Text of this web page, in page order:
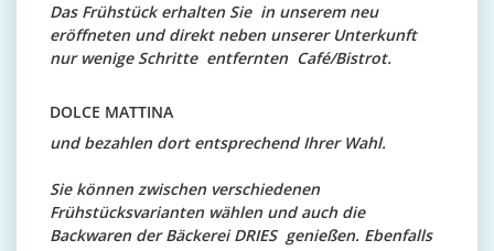
Das Frühstück erhalten Sie in unserem neu
eröffneten und direkt neben unserer Unterkunft
nur wenige Schritte entfernten Café/Bistrot.
DOLCE MATTINA
und bezahlen dort entsprechend Ihrer Wahl.
Sie können zwischen verschiedenen
Frühstücksvarianten wählen und auch die
Backwaren der Bäckerei DRIES genießen. Ebenfalls